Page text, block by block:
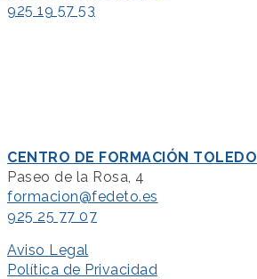
925 19 57 53
CENTRO DE FORMACIÓN TOLEDO
Paseo de la Rosa, 4
formacion@fedeto.es
925 25 77 07
Aviso Legal
Política de Privacidad